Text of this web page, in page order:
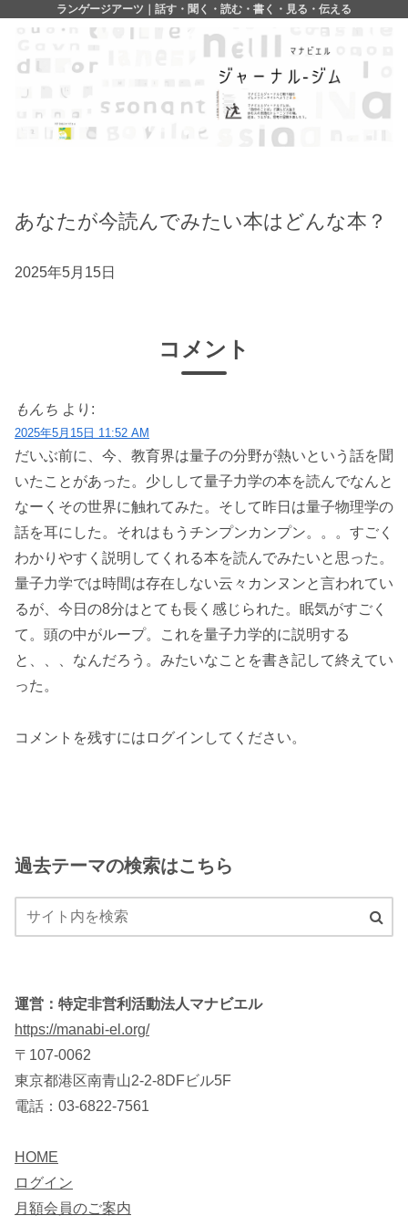
ランゲージアーツ｜話す・聞く・読む・書く・見る・伝える
あなたが今読んでみたい本はどんな本？
2025年5月15日
コメント
もんち より:
2025年5月15日 11:52 AM
だいぶ前に、今、教育界は量子の分野が熱いという話を聞
いたことがあった。少しして量子力学の本を読んでなんと
なーくその世界に触れてみた。そして昨日は量子物理学の
話を耳にした。それはもうチンプンカンプン。。。すごく
わかりやすく説明してくれる本を読んでみたいと思った。
量子力学では時間は存在しない云々カンヌンと言われてい
るが、今日の8分はとても長く感じられた。眠気がすごく
て。頭の中がループ。これを量子力学的に説明する
と、、、なんだろう。みたいなことを書き記して終えてい
った。
コメントを残すにはログインしてください。
過去テーマの検索はこちら
運営：特定非営利活動法人マナビエル
https://manabi-el.org/
〒107-0062
東京都港区南青山2-2-8DFビル5F
電話：03-6822-7561
HOME
ログイン
月額会員のご案内